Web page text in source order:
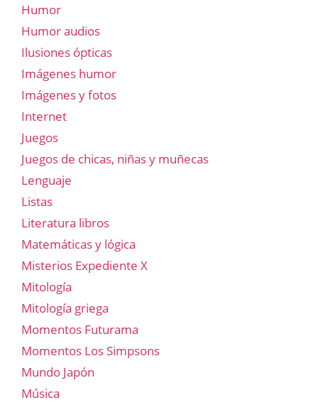
Humor
Humor audios
Ilusiones ópticas
Imágenes humor
Imágenes y fotos
Internet
Juegos
Juegos de chicas, niñas y muñecas
Lenguaje
Listas
Literatura libros
Matemáticas y lógica
Misterios Expediente X
Mitología
Mitología griega
Momentos Futurama
Momentos Los Simpsons
Mundo Japón
Música